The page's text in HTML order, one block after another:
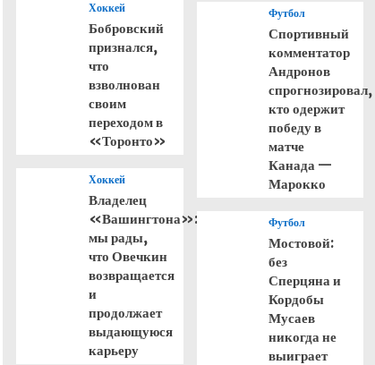
Хоккей
Бобровский
признался,
что
взволнован
своим
переходом в
«Торонто»
Хоккей
Владелец
«Вашингтона»:
мы рады,
что Овечкин
возвращается
и
продолжает
выдающуюся
карьеру
Футбол
Спортивный
комментатор
Андронов
спрогнозировал,
кто одержит
победу в
матче
Канада —
Марокко
Футбол
Мостовой:
без
Сперцяна и
Кордобы
Мусаев
никогда не
выиграет